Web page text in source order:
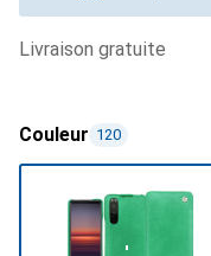
livraison gratuite
Couleur 120